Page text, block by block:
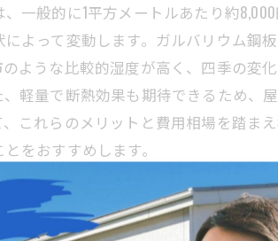
一般的に1平方メートルあたり約
よって変動します。ガルバリウム鋼
ような比較的湿度が高く、四季の変
軽量で断熱効果も期待できるため、
これらのメリットと費用相場を踏ま
をおすすめします。
きるメンテナンスのポイント